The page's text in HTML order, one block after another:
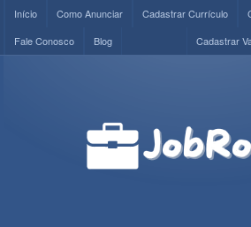
Início Como Anunciar Cadastrar Currículo
Fale Conosco
Blog Cadastrar